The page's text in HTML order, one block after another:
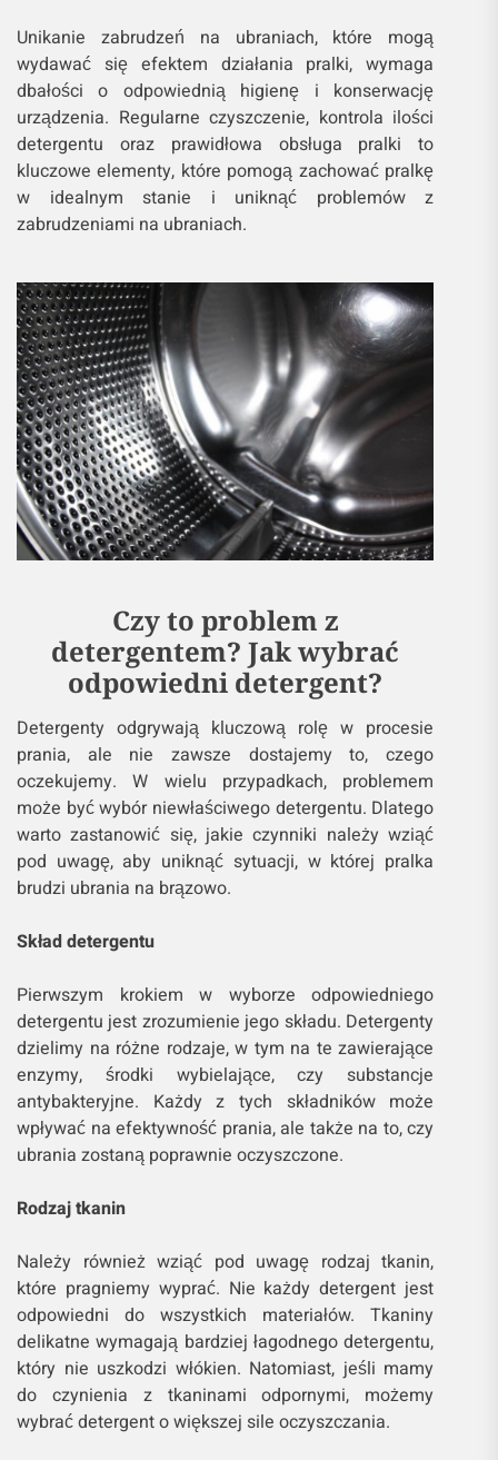
Unikanie zabrudzeń na ubraniach, które mogą
wydawać się efektem działania pralki, wymaga
dbałości o odpowiednią higienę i konserwację
urządzenia. Regularne czyszczenie, kontrola ilości
detergentu oraz prawidłowa obsługa pralki to
kluczowe elementy, które pomogą zachować pralkę
w idealnym stanie i uniknąć problemów z
zabrudzeniami na ubraniach.
Czy to problem z
detergentem? Jak wybrać
odpowiedni detergent?
Detergenty odgrywają kluczową rolę w procesie
prania, ale nie zawsze dostajemy to, czego
oczekujemy. W wielu przypadkach, problemem
może być wybór niewłaściwego detergentu. Dlatego
warto zastanowić się, jakie czynniki należy wziąć
pod uwagę, aby uniknąć sytuacji, w której pralka
brudzi ubrania na brązowo.
Skład detergentu
Pierwszym krokiem w wyborze odpowiedniego
detergentu jest zrozumienie jego składu. Detergenty
dzielimy na różne rodzaje, w tym na te zawierające
enzymy, środki wybielające, czy substancje
antybakteryjne. Każdy z tych składników może
wpływać na efektywność prania, ale także na to, czy
ubrania zostaną poprawnie oczyszczone.
Rodzaj tkanin
Należy również wziąć pod uwagę rodzaj tkanin,
które pragniemy wyprać. Nie każdy detergent jest
odpowiedni do wszystkich materiałów. Tkaniny
delikatne wymagają bardziej łagodnego detergentu,
który nie uszkodzi włókien. Natomiast, jeśli mamy
do czynienia z tkaninami odpornymi, możemy
wybrać detergent o większej sile oczyszczania.